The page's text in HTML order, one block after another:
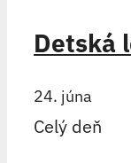
Detská
24. júna
Celý deň